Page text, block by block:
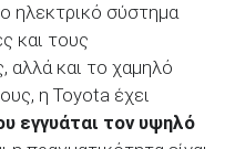
ηλεκτρικό σύστημα
και τους
αλλά και το χαμηλό
η Toyota έχει
εγγυάται τον υψηλό